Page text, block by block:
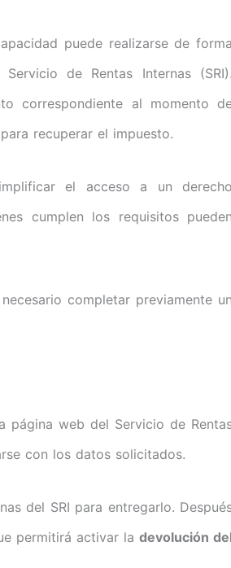
puede realizarse de forma
de Rentas Internas (SRI).
correspondiente al momento
recuperar el impuesto.
el acceso a un derecho
cumplen los requisitos pueden
completar previamente un
página web del Servicio de
con los datos solicitados.
del SRI para entregarlo.
permitirá activar la devolución